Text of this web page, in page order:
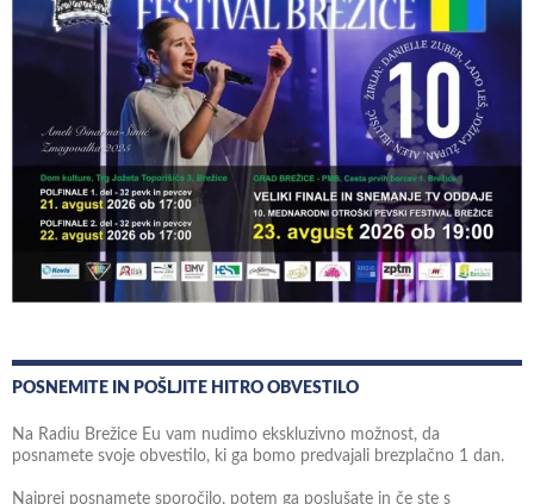
POSNEMITE IN POŠLJITE HITRO OBVESTILO
Na Radiu Brežice Eu vam nudimo ekskluzivno možnost, da
posnamete svoje obvestilo, ki ga bomo predvajali brezplačno 1 dan.
Najprej posnamete sporočilo, potem ga poslušate in če ste s